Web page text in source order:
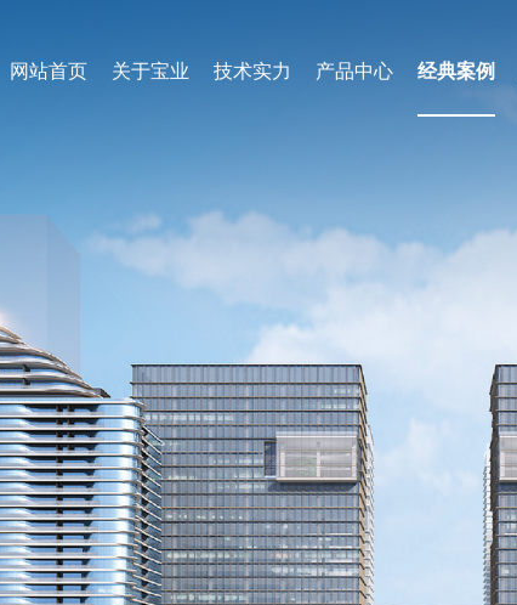
网站首页 关于宝业 技术实力 产品中心 经典案例